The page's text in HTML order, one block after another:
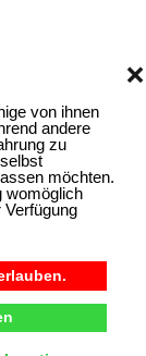
von ihnen
andere
zu
möchten.
womöglich
Verfügung
❌